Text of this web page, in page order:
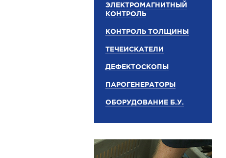
ЭЛЕКТРОМАГНИТНЫЙ
КОНТРОЛЬ
КОНТРОЛЬ ТОЛЩИНЫ
ТЕЧЕИСКАТЕЛИ
ДЕФЕКТОСКОПЫ
ПАРОГЕНЕРАТОРЫ
ОБОРУДОВАНИЕ Б.У.